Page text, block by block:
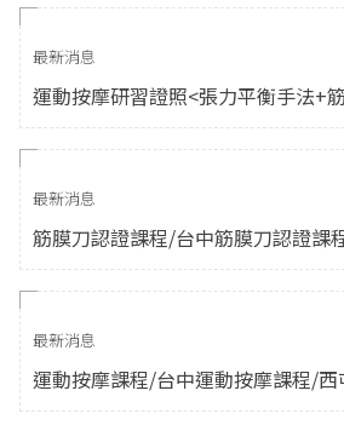
最新消息
運動按摩研習證照<張力平衡手法+
課程
最新消息
筋膜刀認證課程/台中筋膜刀認證課
課程
最新消息
運動按摩課程/台中運動按摩課程/
化運動按摩課程